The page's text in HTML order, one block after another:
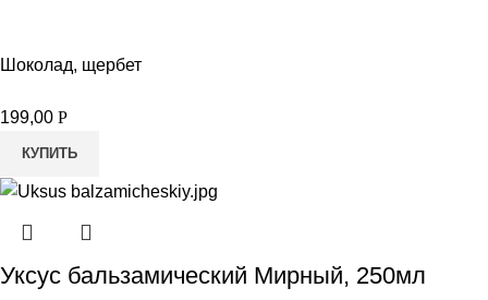
Шоколад, щербет
199,00 Р
КУПИТЬ
Уксус бальзамический Мирный, 250мл